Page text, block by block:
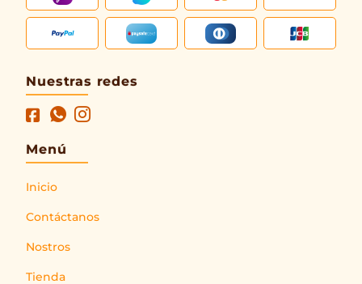
Nuestras redes
Menú
Inicio
Contáctanos
Nostros
Tienda